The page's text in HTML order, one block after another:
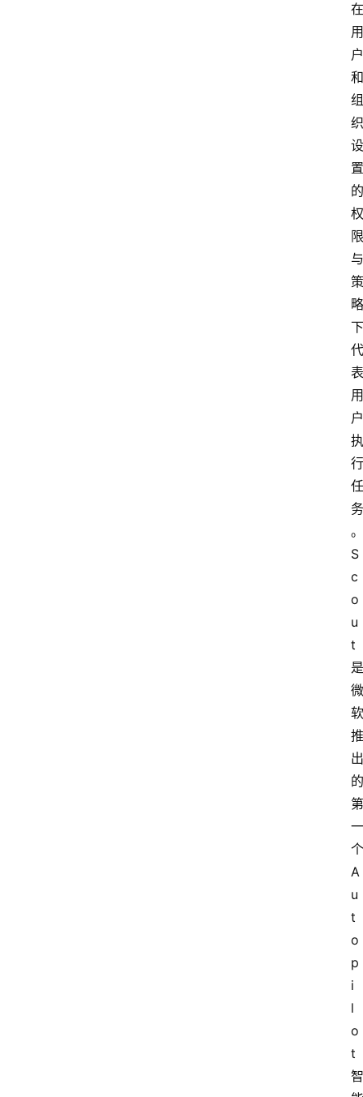
在
用
户
和
组
织
设
置
的
权
限
与
策
略
下
代
表
用
户
执
行
任
务
。
S
c
o
u
t
是
微
软
推
出
的
第
一
个
A
u
t
o
p
i
l
o
t
智